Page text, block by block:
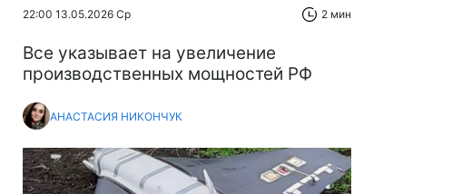
22:00 13.05.2026 Ср 2 мин
Все указывает на увеличение
производственных мощностей РФ
АНАСТАСИЯ НИКОНЧУК